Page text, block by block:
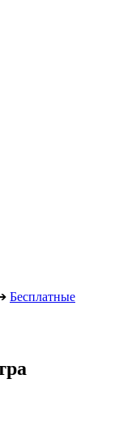
Бесплатные